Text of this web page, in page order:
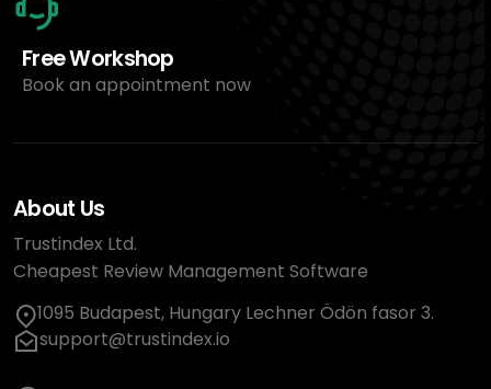
Free Workshop
Book an appointment now
About Us
Trustindex Ltd.
Cheapest Review Management Software
1095 Budapest, Hungary Lechner Ödön fasor 3.
support@trustindex.io